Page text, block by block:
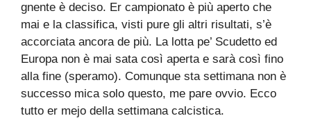
gnente è deciso. Er campionato è più aperto che
mai e la classifica, visti pure gli altri risultati, s’è
accorciata ancora de più. La lotta pe’ Scudetto ed
Europa non è mai sata così aperta e sarà così fino
alla fine (speramo). Comunque sta settimana non è
successo mica solo questo, me pare ovvio. Ecco
tutto er mejo della settimana calcistica.